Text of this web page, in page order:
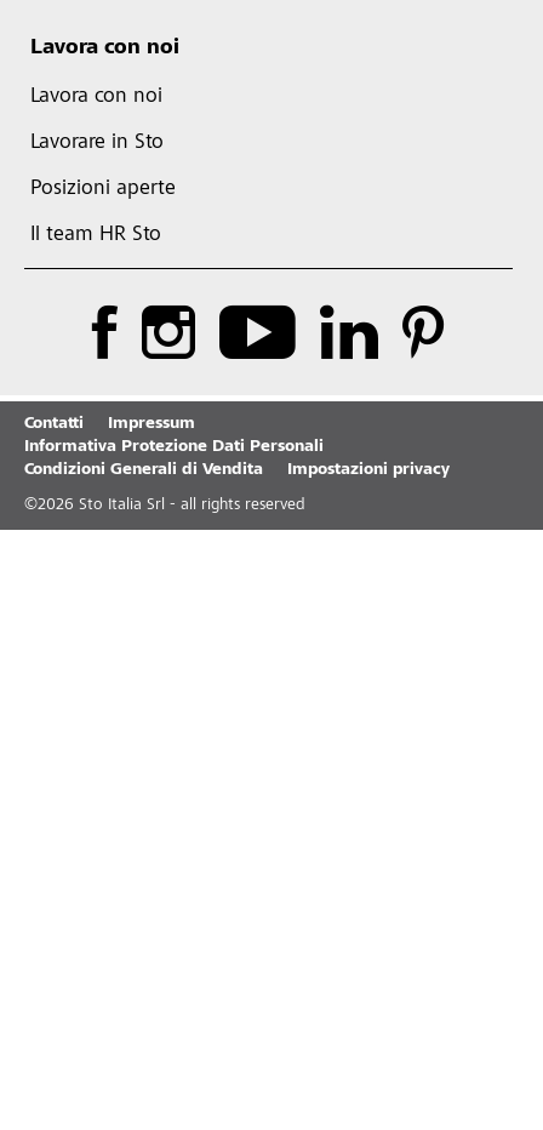
Lavora con noi
Lavora con noi
Lavorare in Sto
Posizioni aperte
Il team HR Sto
Contatti
Impressum
Informativa Protezione Dati Personali
Condizioni Generali di Vendita
Impostazioni privacy
©2026 Sto Italia Srl - all rights reserved